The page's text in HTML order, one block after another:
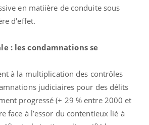
en matiière de conduite sous
d'effet.
: les condamnations se
à la multiplication des contrôles
judiciaires pour des délits
progressé (+ 29 % entre 2000 et
face à l’essor du contentieux lié à